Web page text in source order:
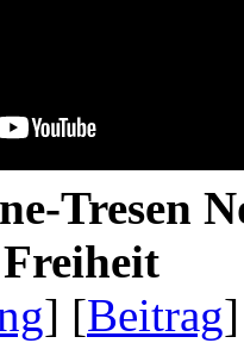
Tresen
] [Beitrag